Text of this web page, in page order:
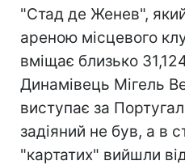
"Стад де Женев",
ареною місцевого
вміщає близько
Динамівець Мігель
виступає за
задіяний не був, а в
"картатих" вийшли